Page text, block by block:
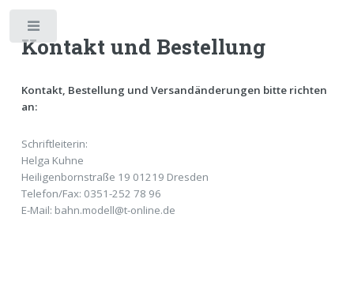
Kontakt und Bestellung
Kontakt, Bestellung und Versandänderungen bitte richten
an:
Schriftleiterin:
Helga Kuhne
Heiligenbornstraße 19 01219 Dresden
Telefon/Fax: 0351-252 78 96
E-Mail: bahn.modell@t-online.de